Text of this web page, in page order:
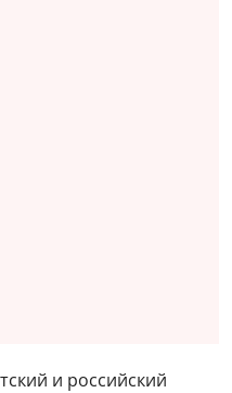
и российский